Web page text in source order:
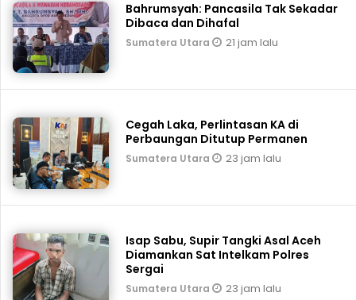
Bahrumsyah: Pancasila Tak Sekadar
Dibaca dan Dihafal
Sumatera Utara 21 jam lalu
Cegah Laka, Perlintasan KA di
Perbaungan Ditutup Permanen
Sumatera Utara 23 jam lalu
Isap Sabu, Supir Tangki Asal Aceh
Diamankan Sat Intelkam Polres
Sergai
Sumatera Utara 23 jam lalu